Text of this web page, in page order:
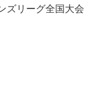
ズリーグ全国大会